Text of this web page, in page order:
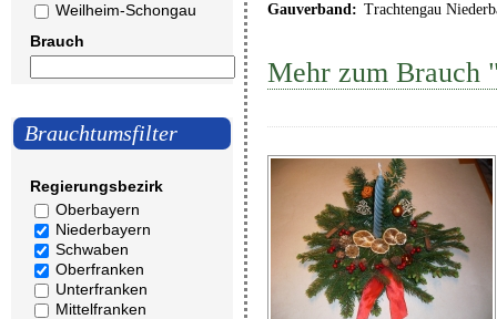
Weilheim-Schongau
Brauch
Brauchtumsfilter
Regierungsbezirk
Oberbayern
Niederbayern
Schwaben
Oberfranken
Unterfranken
Mittelfranken
Gauverband: Trachtengau
Mehr zum Brauch